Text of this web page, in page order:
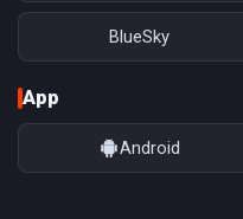
BlueSky
App
Android